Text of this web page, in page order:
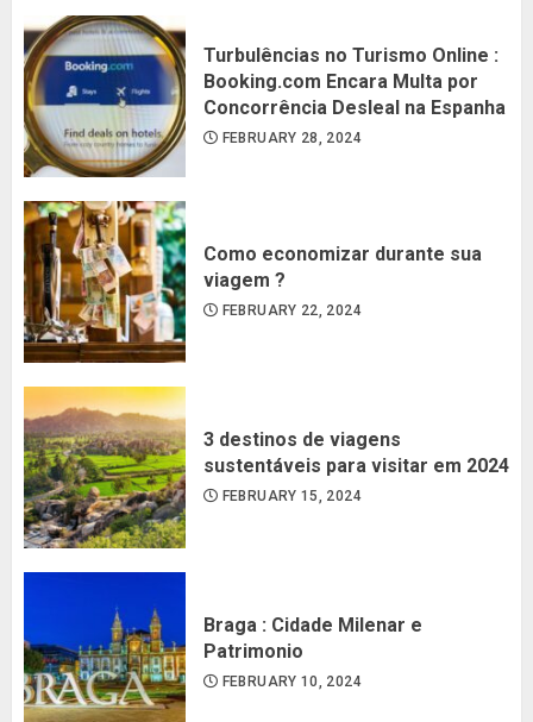
Turbulências no Turismo Online :
Booking.com Encara Multa por
Concorrência Desleal na Espanha
FEBRUARY 28, 2024
Como economizar durante sua
viagem ?
FEBRUARY 22, 2024
3 destinos de viagens
sustentáveis para visitar em 2024
FEBRUARY 15, 2024
Braga : Cidade Milenar e
Patrimonio
FEBRUARY 10, 2024